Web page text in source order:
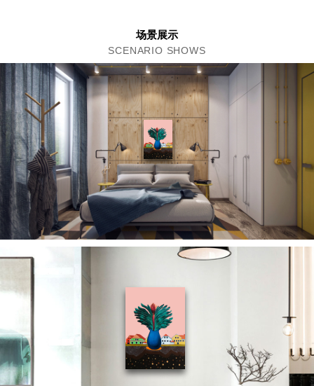
场景展示
SCENARIO SHOWS